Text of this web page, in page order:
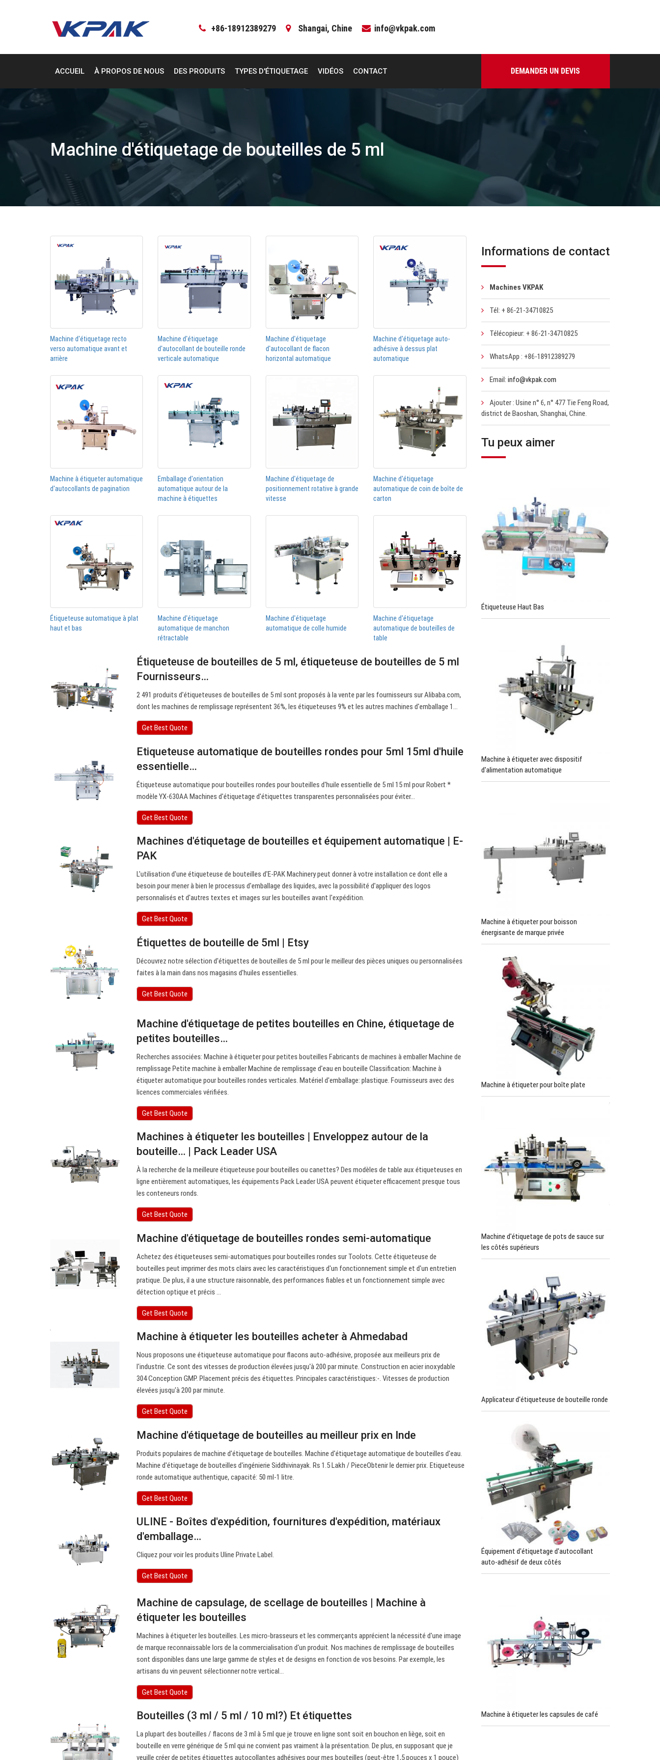
+86-18912389279 Shangai, Chine info@vkpak.com
ACCUEIL À PROPOS DE NOUS DES PRODUITS TYPES D'ÉTIQUETAGE VIDÉOS CONTACT DEMANDER UN DEVIS
Machine d'étiquetage de bouteilles de 5 ml
Machine d'étiquetage recto
verso automatique avant et
arrière
Machine d'étiquetage
d'autocollant de bouteille ronde
verticale automatique
Machine d'étiquetage
d'autocollant de flacon
horizontal automatique
Machine d'étiquetage auto-
adhésive à dessus plat
automatique
Machine à étiqueter automatique
d'autocollants de pagination
Emballage d'orientation
automatique autour de la
machine à étiquettes
Machine d'étiquetage de
positionnement rotative à grande
vitesse
Machine d'étiquetage
automatique de coin de boîte de
carton
Étiqueteuse automatique à plat
haut et bas
Machine d'étiquetage
automatique de manchon
rétractable
Machine d'étiquetage
automatique de colle humide
Machine d'étiquetage
automatique de bouteilles de
table
Étiqueteuse de bouteilles de 5 ml, étiqueteuse de bouteilles de 5 ml
Fournisseurs…
2 491 produits d'étiqueteuses de bouteilles de 5 ml sont proposés à la vente par les fournisseurs sur Alibaba.com,
dont les machines de remplissage représentent 36%, les étiqueteuses 9% et les autres machines d'emballage 1…
Get Best Quote
Etiqueteuse automatique de bouteilles rondes pour 5ml 15ml d'huile
essentielle…
Étiqueteuse automatique pour bouteilles rondes pour bouteilles d'huile essentielle de 5 ml 15 ml pour Robert *
modèle YX-630AA Machines d'étiquetage d'étiquettes transparentes personnalisées pour éviter…
Get Best Quote
Machines d'étiquetage de bouteilles et équipement automatique | E-
PAK
L'utilisation d'une étiqueteuse de bouteilles d'E-PAK Machinery peut donner à votre installation ce dont elle a
besoin pour mener à bien le processus d'emballage des liquides, avec la possibilité d'appliquer des logos
personnalisés et d'autres textes et images sur les bouteilles avant l'expédition.
Get Best Quote
Étiquettes de bouteille de 5ml | Etsy
Découvrez notre sélection d'étiquettes de bouteilles de 5 ml pour le meilleur des pièces uniques ou personnalisées
faites à la main dans nos magasins d'huiles essentielles.
Get Best Quote
Machine d'étiquetage de petites bouteilles en Chine, étiquetage de
petites bouteilles…
Recherches associées: Machine à étiqueter pour petites bouteilles Fabricants de machines à emballer Machine de
remplissage Petite machine à emballer Machine de remplissage d'eau en bouteille Classification: Machine à
étiqueter automatique pour bouteilles rondes verticales. Matériel d'emballage: plastique. Fournisseurs avec des
licences commerciales vérifiées.
Get Best Quote
Machines à étiqueter les bouteilles | Enveloppez autour de la
bouteille… | Pack Leader USA
À la recherche de la meilleure étiqueteuse pour bouteilles ou canettes? Des modèles de table aux étiqueteuses en
ligne entièrement automatiques, les équipements Pack Leader USA peuvent étiqueter efficacement presque tous
les conteneurs ronds.
Get Best Quote
Machine d'étiquetage de bouteilles rondes semi-automatique
Achetez des étiqueteuses semi-automatiques pour bouteilles rondes sur Toolots. Cette étiqueteuse de
bouteilles peut imprimer des mots clairs avec les caractéristiques d'un fonctionnement simple et d'un entretien
pratique. De plus, il a une structure raisonnable, des performances fiables et un fonctionnement simple avec
détection optique et précis ...
Get Best Quote
Machine à étiqueter les bouteilles acheter à Ahmedabad
Nous proposons une étiqueteuse automatique pour flacons auto-adhésive, proposée aux meilleurs prix de
l'industrie. Ce sont des vitesses de production élevées jusqu'à 200 par minute. Construction en acier inoxydable
304 Conception GMP. Placement précis des étiquettes. Principales caractéristiques:-. Vitesses de production
élevées jusqu'à 200 par minute.
Get Best Quote
Machine d'étiquetage de bouteilles au meilleur prix en Inde
Produits populaires de machine d'étiquetage de bouteilles. Machine d'étiquetage automatique de bouteilles d'eau.
Machine d'étiquetage de bouteilles d'ingénierie Siddhivinayak. Rs 1.5 Lakh / PieceObtenir le dernier prix. Etiqueteuse
ronde automatique authentique, capacité: 50 ml-1 litre.
Get Best Quote
ULINE - Boîtes d'expédition, fournitures d'expédition, matériaux
d'emballage…
Cliquez pour voir les produits Uline Private Label.
Get Best Quote
Machine de capsulage, de scellage de bouteilles | Machine à
étiqueter les bouteilles
Machines à étiqueter les bouteilles. Les micro-brasseurs et les commerçants apprécient la nécessité d'une image
de marque reconnaissable lors de la commercialisation d'un produit. Nos machines de remplissage de bouteilles
sont disponibles dans une large gamme de styles et de designs en fonction de vos besoins. Par exemple, les
artisans du vin peuvent sélectionner notre vertical…
Get Best Quote
Bouteilles (3 ml / 5 ml / 10 ml?) Et étiquettes
La plupart des bouteilles / flacons de 3 ml à 5 ml que je trouve en ligne sont soit en bouchon en liège, soit en
bouteille en verre générique de 5 ml qui ne convient pas vraiment à la présentation. De plus, en supposant que je
veuille créer de petites étiquettes autocollantes adhésives pour mes bouteilles (peut-être 1,5 pouces x 1 pouce)
Informations de contact
Machines VKPAK
Tél: + 86-21-34710825
Télécopieur: + 86-21-34710825
WhatsApp : +86-18912389279
Email: info@vkpak.com
Ajouter : Usine n° 6, n° 477 Tie Feng Road,
district de Baoshan, Shanghai, Chine.
Tu peux aimer
Étiqueteuse Haut Bas
Machine à étiqueter avec dispositif
d'alimentation automatique
Machine à étiqueter pour boisson
énergisante de marque privée
Machine à étiqueter pour boîte plate
Machine d'étiquetage de pots de sauce sur
les côtés supérieurs
Applicateur d'étiqueteuse de bouteille ronde
Équipement d'étiquetage d'autocollant
auto-adhésif de deux côtés
Machine à étiqueter les capsules de café